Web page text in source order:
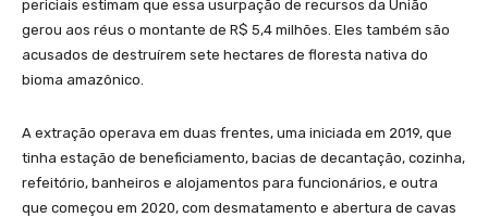
periciais estimam que essa usurpação de recursos da União
gerou aos réus o montante de R$ 5,4 milhões. Eles também são
acusados de destruírem sete hectares de floresta nativa do
bioma amazônico.
A extração operava em duas frentes, uma iniciada em 2019, que
tinha estação de beneficiamento, bacias de decantação, cozinha,
refeitório, banheiros e alojamentos para funcionários, e outra
que começou em 2020, com desmatamento e abertura de cavas